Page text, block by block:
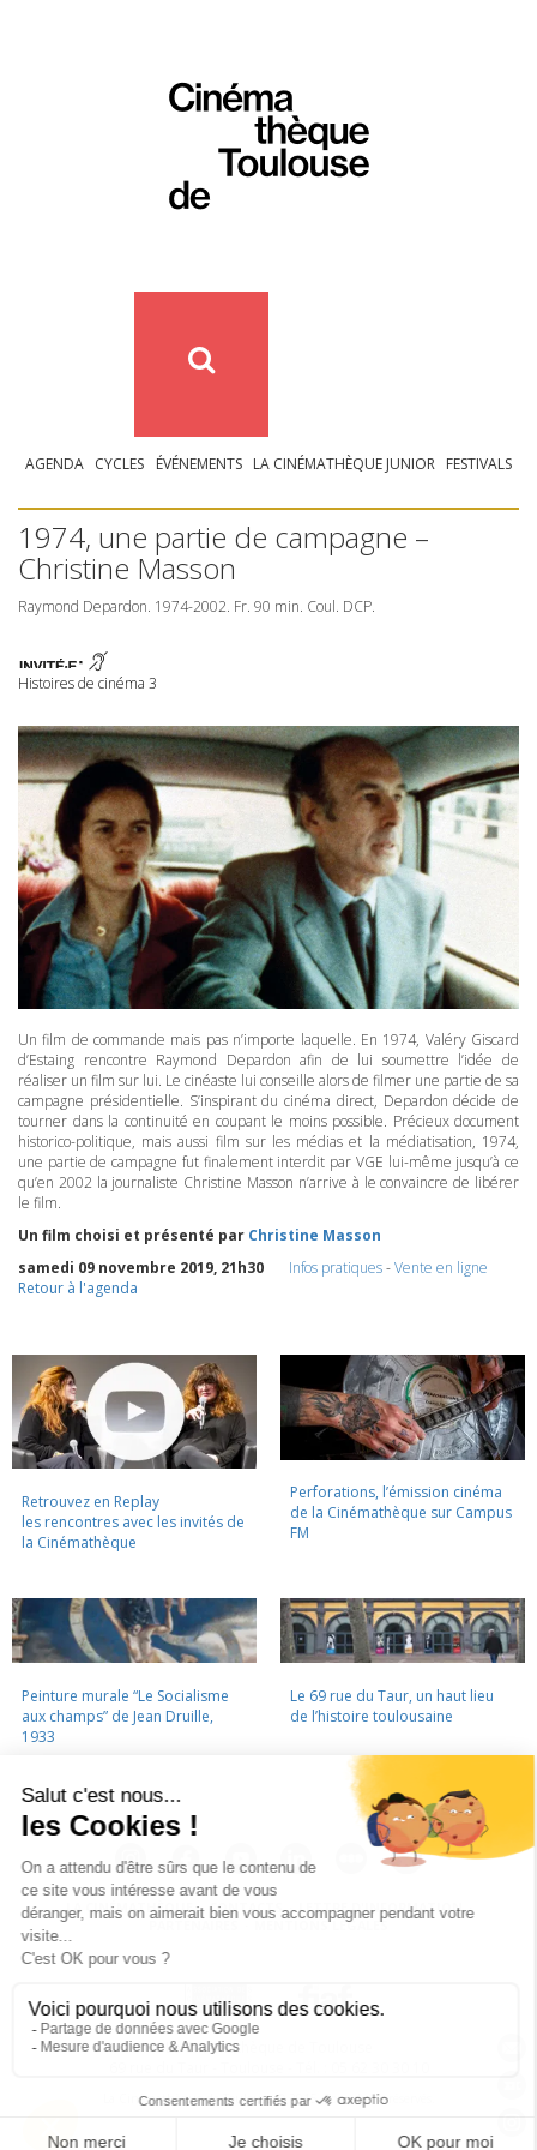
AGENDA CYCLES ÉVÉNEMENTS LA CINÉMATHÈQUE JUNIOR FESTIVALS
1974, une partie de campagne –
Christine Masson
Raymond Depardon. 1974-2002. Fr. 90 min. Coul. DCP.
Histoires de cinéma 3
Un film de commande mais pas n’importe laquelle. En 1974, Valéry Giscard
d’Estaing rencontre Raymond Depardon afin de lui soumettre l’idée de
réaliser un film sur lui. Le cinéaste lui conseille alors de filmer une partie de sa
campagne présidentielle. S’inspirant du cinéma direct, Depardon décide de
tourner dans la continuité en coupant le moins possible. Précieux document
historico-politique, mais aussi film sur les médias et la médiatisation, 1974,
une partie de campagne fut finalement interdit par VGE lui-même jusqu’à ce
qu’en 2002 la journaliste Christine Masson n’arrive à le convaincre de libérer
le film.
Un film choisi et présenté par Christine Masson
samedi 09 novembre 2019, 21h30
Infos pratiques-Vente en ligne
Retour à l'agenda
Retrouvez en Replay
les rencontres avec les invités de
la Cinémathèque
Perforations, l’émission cinéma
de la Cinémathèque sur Campus
FM
Peinture murale “Le Socialisme
aux champs” de Jean Druille,
1933
Le 69 rue du Taur, un haut lieu
de l’histoire toulousaine
LA CINÉMATHÈQUE · CONTACTS · LETTRE D'INFORMATION ·
MENTIONS LÉGALES
La Cinémathèque de Toulouse
La Cinémathèque de Toulouse © 2015. Tous droits réservés.